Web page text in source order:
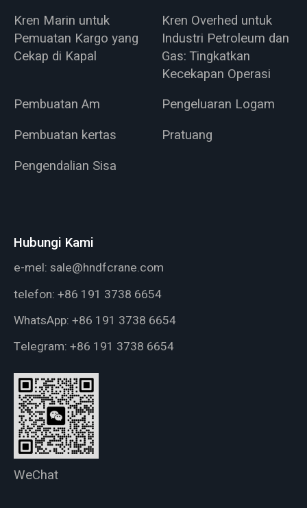
Kren Marin untuk
Pemuatan Kargo yang
Cekap di Kapal
Kren Overhed untuk
Industri Petroleum dan
Gas: Tingkatkan
Kecekapan Operasi
Pembuatan Am
Pengeluaran Logam
Pembuatan kertas
Pratuang
Pengendalian Sisa
Hubungi Kami
e-mel: sale@hndfcrane.com
telefon: +86 191 3738 6654
WhatsApp: +86 191 3738 6654
Telegram: +86 191 3738 6654
WeChat